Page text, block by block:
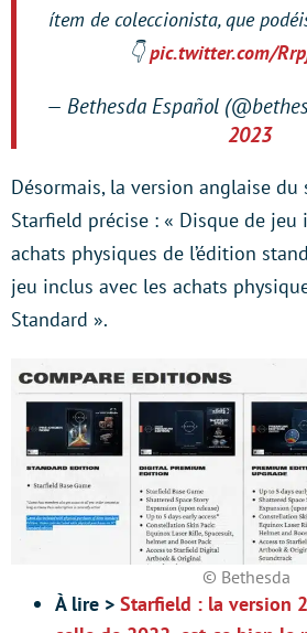
ítem de coleccionista, que
👇pic.twitter.com/
— Bethesda Español
2023
Désormais, la version anglaise
Starfield précise : « Disque de jeu
achats physiques de l’édition
jeu inclus avec les achats
Standard ».
© Bethesda
À lire > Starfield : la version